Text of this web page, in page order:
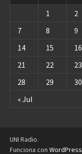
« Jul
1 2
7
8 9
14
15 16
21
22 23
28
29 30
UNI Radio.
Funciona con WordPress